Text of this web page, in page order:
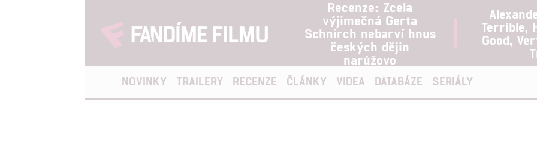
Recenze: Zcela
výjimečná Gerta
Schnirch nebarví hnus
českých dějin
narůžovo
Terrible,
Good,
NOVINKY TRAILERY RECENZE ČLÁNKY VIDEA DATABÁZE SERIÁLY